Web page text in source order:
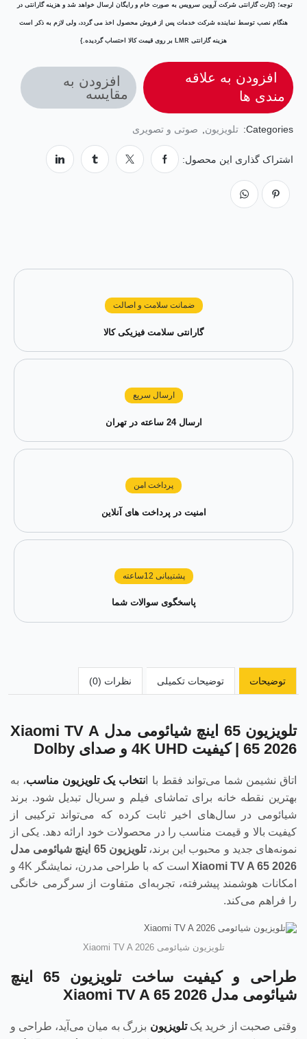
توجه؛ {کارت گارانتی شرکت آروین سرویس به صورت خام و رایگان ارسال خواهد شد و هزینه گارانتی در
هنگام نصب توسط نماینده شرکت خدمات پس از فروش محصول اخذ می گردد، ولی لازم به ذکر است
هزینه گارانتی LMR بر روی قیمت کالا احتساب گردیده.}
افزودن به علاقه
مندی ها
افزودن به
مقایسه
Categories: تلویزیون صوتی و تصویری
اشتراک گذاری این محصول:
ضمانت سلامت و اصالت
گارانتی سلامت فیزیکی کالا
ارسال سریع
ارسال 24 ساعته در تهران
پرداخت امن
امنیت در پرداخت های آنلاین
پشتیبانی 12ساعته
پاسخگوی سوالات شما
توضیحات توضیحات تکمیلی نظرات (0)
تلویزیون 65 اینچ شیائومی مدل Xiaomi TV A
65 2026 | کیفیت 4K UHD و صدای Dolby
اتاق نشیمن شما می‌تواند فقط با ا نتخاب یک تلویزیون مناسب، به
بهترین نقطه خانه برای تماشای فیلم و سریال تبدیل شود. برند
شیائومی در سال‌های اخیر ثابت کرده که می‌تواند ترکیبی از
کیفیت بالا و قیمت مناسب را در محصولات خود ارائه دهد. یکی از
نمونه‌های جدید و محبوب این برند،تلویزیون 65 اینچ شیائومی مدل
Xiaomi TV A 65 2026
است که با طراحی مدرن، نمایشگر 4K و
امکانات هوشمند پیشرفته، تجربه‌ای متفاوت از سرگرمی خانگی
را فراهم می‌کند.
تلویزیون شیائومی Xiaomi TV A 2026
طراحی و کیفیت ساخت تلویزیون 65 اینچ
شیائومی مدل Xiaomi TV A 65 2026
وقتی صحبت از خرید یک تلویزیون بزرگ به میان می‌آید، طراحی و